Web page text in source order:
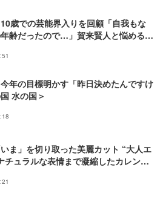
歳での芸能界入りを回顧「自我もな
齢だったので…」賀来賢人と悩める就
年の目標明かす「昨日決めたんですけ
水の国＞
ま」を切り取った美麗カット “大人エ
チュラルな表情まで凝縮したカレンダ